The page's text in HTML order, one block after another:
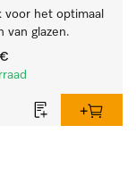
voor het optimaal
van glazen.